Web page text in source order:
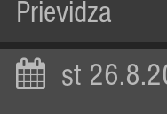
Prievidza
st